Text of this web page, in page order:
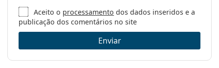
Aceito o processamento dos dados inseridos e a
publicação dos comentários no site
Enviar